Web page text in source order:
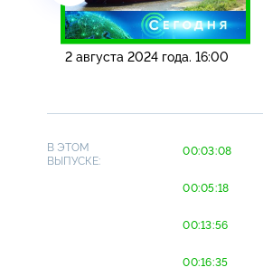
2 августа 2024 года. 16:00
В ЭТОМ
ВЫПУСКЕ:
00:03:08
00:05:18
00:13:56
00:16:35